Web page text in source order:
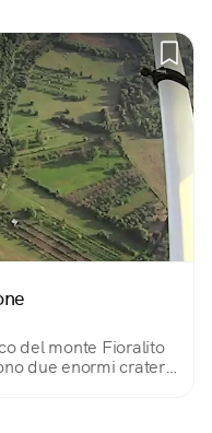
del monte Fioralito
due enormi crateri